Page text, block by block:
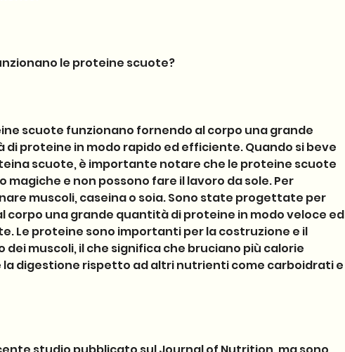
le proteine scuote?
scuote funzionano fornendo al corpo una grande
di proteine in modo rapido ed efficiente. Quando si beve
scuote, è importante notare che le proteine scuote
magiche e non possono fare il lavoro da sole. Per
muscoli, caseina o soia. Sono state progettate per
corpo una grande quantità di proteine in modo veloce ed
Le proteine sono importanti per la costruzione e il
dei muscoli, il che significa che bruciano più calorie
digestione rispetto ad altri nutrienti come carboidrati e